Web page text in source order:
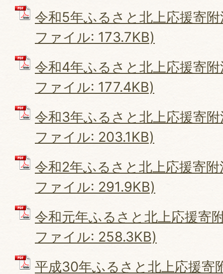
令和5年ふるさと北上応援寄
ファイル: 173.7KB)
令和4年ふるさと北上応援寄
ファイル: 177.4KB)
令和3年ふるさと北上応援寄
ファイル: 203.1KB)
令和2年ふるさと北上応援寄
ファイル: 291.9KB)
令和元年ふるさと北上応援寄
ファイル: 258.3KB)
平成30年ふるさと北上応援寄